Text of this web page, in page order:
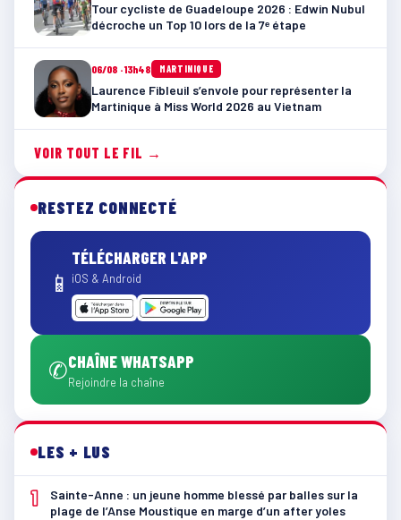
Tour cycliste de Guadeloupe 2026 : Edwin Nubul
décroche un Top 10 lors de la 7ᵉ étape
06/08 · 13h48 MARTINIQUE
Laurence Fibleuil s’envole pour représenter la
Martinique à Miss World 2026 au Vietnam
VOIR TOUT LE FIL →
RESTEZ CONNECTÉ
📱
TÉLÉCHARGER L'APP
iOS & Android
✆CHAÎNE WHATSAPP
Rejoindre la chaîne
LES + LUS
1
Sainte-Anne : un jeune homme blessé par balles sur la
plage de l’Anse Moustique en marge d’un after yoles